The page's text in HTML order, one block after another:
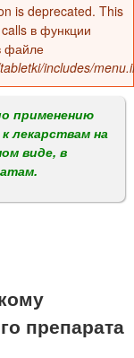
is deprecated. This
в функции
файле
includes/
применению
лекарствам на
виде, в
препарата